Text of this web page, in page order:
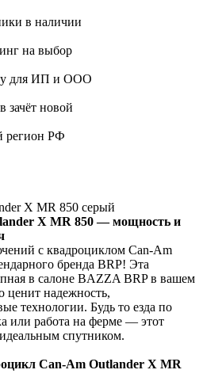
в наличии
на выбор
для ИП и ООО
зачёт новой
регион РФ
X MR 850 серый
X MR 850 — мощность и
с квадроциклом Can-Am
бренда BRP! Эта
в салоне BAZZA BRP в вашем
ценит надежность,
технологии. Будь то езда по
или работа на ферме — этот
спутником.
Can-Am Outlander X MR